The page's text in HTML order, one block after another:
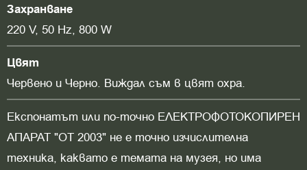
Захранване
220 V, 50 Hz, 800 W
Цвят
Червено и Черно. Виждал съм в цвят охра.
Експонатът или по-точно ЕЛЕКТРОФОТОКОПИРЕН
АПАРАТ "ОТ 2003" не е точно изчислителна
техника, каквато е темата на музея, но има